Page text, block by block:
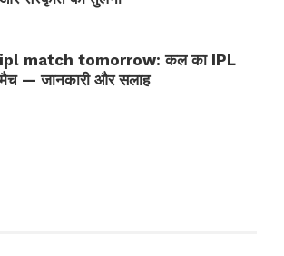
ipl match tomorrow: कल का IPL
मैच — जानकारी और सलाह